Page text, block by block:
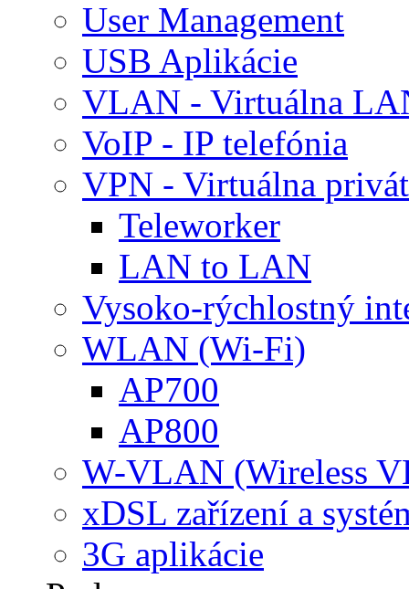
User Management
USB Aplikácie
VLAN - Virtuálna
VoIP - IP telefónia
VPN - Virtuálna
Teleworker
LAN to LAN
Vysoko-rýchlostný
WLAN (Wi-Fi)
AP700
AP800
W-VLAN (Wireless
xDSL zařízení a
3G aplikácie